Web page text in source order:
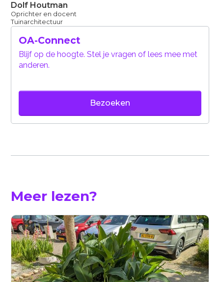
Dolf Houtman
Oprichter en docent
Tuinarchitectuur
OA-Connect
Blijf op de hoogte. Stel je vragen of lees mee met
anderen.
Bezoeken
Meer lezen?